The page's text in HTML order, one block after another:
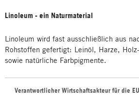
Linoleum - ein Naturmaterial
Linoleum wird fast ausschließlich aus
Rohstoffen gefertigt: Leinöl, Harze,
sowie natürliche Farbpigmente.
Verantwortlicher Wirtschaftsakteur für die EU